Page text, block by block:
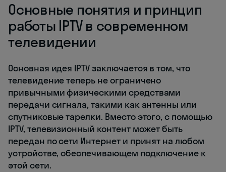
Основные понятия и принцип
работы IPTV в современном
телевидении
Основная идея IPTV заключается в том, что
телевидение теперь не ограничено
привычными физическими средствами
передачи сигнала, такими как антенны или
спутниковые тарелки. Вместо этого, с помощью
IPTV, телевизионный контент может быть
передан по сети Интернет и принят на любом
устройстве, обеспечивающем подключение к
этой сети.